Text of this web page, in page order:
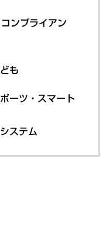
ンプライアン
も
ーツ・スマート
ステム